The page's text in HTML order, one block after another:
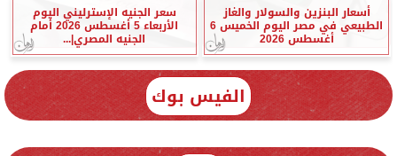
أسعار البنزين والسولار والغاز
الطبيعي في مصر اليوم الخميس 6
أغسطس 2026
سعر الجنيه الإسترليني اليوم
الأربعاء 5 أغسطس 2026 أمام
الجنيه المصري|...
الفيس بوك